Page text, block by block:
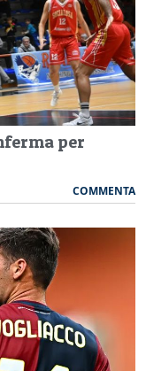
per
COMMENTA